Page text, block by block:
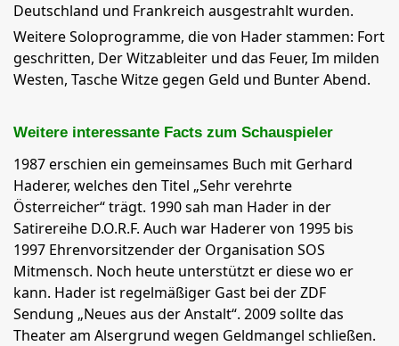
Deutschland und Frankreich ausgestrahlt wurden.
Weitere Soloprogramme, die von Hader stammen: Fort
geschritten, Der Witzableiter und das Feuer, Im milden
Westen, Tasche Witze gegen Geld und Bunter Abend.
Weitere interessante Facts zum Schauspieler
1987 erschien ein gemeinsames Buch mit Gerhard
Haderer, welches den Titel „Sehr verehrte
Österreicher“ trägt. 1990 sah man Hader in der
Satirereihe D.O.R.F. Auch war Haderer von 1995 bis
1997 Ehrenvorsitzender der Organisation SOS
Mitmensch. Noch heute unterstützt er diese wo er
kann. Hader ist regelmäßiger Gast bei der ZDF
Sendung „Neues aus der Anstalt“. 2009 sollte das
Theater am Alsergrund wegen Geldmangel schließen.